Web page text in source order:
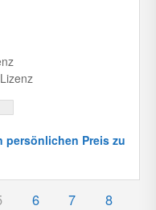
persönlichen Preis zu
6 7
8